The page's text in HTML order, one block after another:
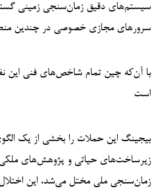
سیستم‌های دقیق زمان‌سنجی زمینی
سرورهای مجازی خصوصی در چندین
با آن‌که چین تمام شاخص‌های فنی این
است
بیجینگ این حملات را بخشی از یک
زیرساخت‌های حیاتی و پژوهش‌های ملکی
زمان‌سنجی ملی مختل می‌شد، این